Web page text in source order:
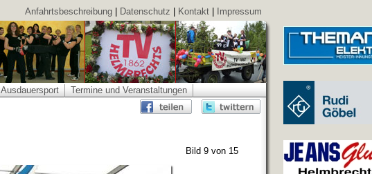
Anfahrtsbeschreibung Datenschutz Kontakt Impressum
Ausdauersport Termine und Veranstaltungen
Bild 9 von 15